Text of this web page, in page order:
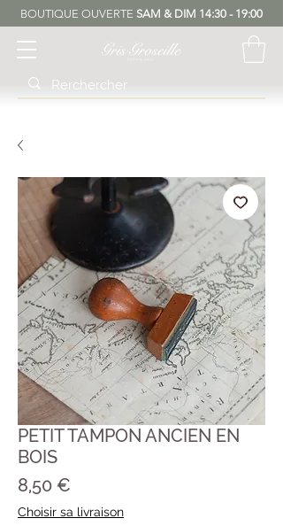
BOUTIQUE OUVERTE SAM & DIM 14:30 - 19:00
PETIT TAMPON ANCIEN EN
BOIS
8,50 €
Choisir sa livraison